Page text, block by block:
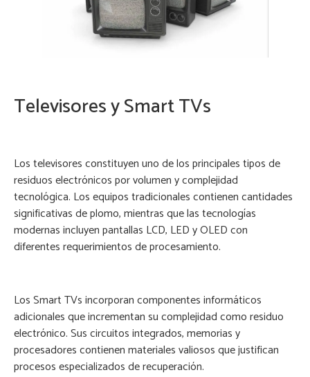
Televisores y Smart TVs
Los televisores constituyen uno de los principales tipos de
residuos electrónicos por volumen y complejidad
tecnológica. Los equipos tradicionales contienen cantidades
significativas de plomo, mientras que las tecnologías
modernas incluyen pantallas LCD, LED y OLED con
diferentes requerimientos de procesamiento.
Los Smart TVs incorporan componentes informáticos
adicionales que incrementan su complejidad como residuo
electrónico. Sus circuitos integrados, memorias y
procesadores contienen materiales valiosos que justifican
procesos especializados de recuperación.